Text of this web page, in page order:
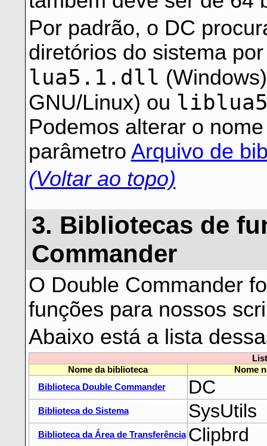
Por padrão, o DC
diretórios do sistema
lua5.1.dll
GNU/Linux) ou
Podemos alterar o
parâmetro Arquivo de
(Voltar ao topo)
3. Bibliotecas de
Commander
O Double Commander
funções para nossos
Abaixo está a lista
Nome da biblioteca
Nome
Biblioteca Double Commander
DC
Biblioteca do Sistema SysUtils
Biblioteca da Área de Transferência Clipbrd